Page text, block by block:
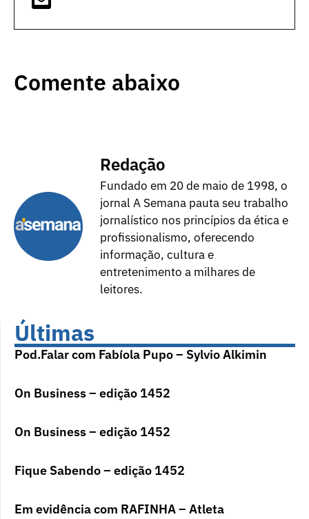
Comente abaixo
Redação
Fundado em 20 de maio de 1998, o
jornal A Semana pauta seu trabalho
jornalístico nos princípios da ética e
profissionalismo, oferecendo
informação, cultura e
entretenimento a milhares de
leitores.
Últimas
Pod.Falar com Fabíola Pupo – Sylvio Alkimin
On Business – edição 1452
On Business – edição 1452
Fique Sabendo – edição 1452
Em evidência com RAFINHA – Atleta